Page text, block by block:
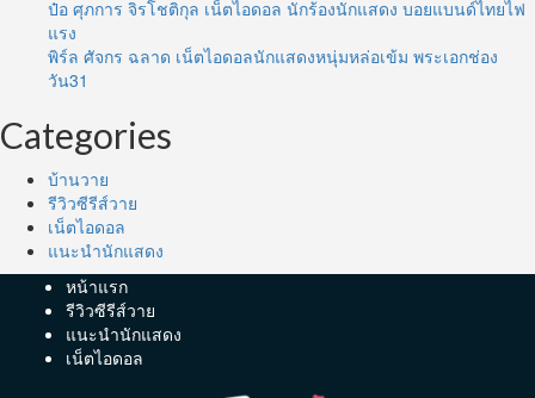
ป๋อ ศุภการ จิรโชติกุล เน็ตไอดอล นักร้องนักแสดง บอยแบนด์ไทยไฟ
แรง
พิร์ล ศัจกร ฉลาด เน็ตไอดอลนักแสดงหนุ่มหล่อเข้ม พระเอกช่อง
วัน31
Categories
บ้านวาย
รีวิวซีรีส์วาย
เน็ตไอดอล
แนะนำนักแสดง
หน้าแรก
รีวิวซีรีส์วาย
แนะนำนักแสดง
เน็ตไอดอล